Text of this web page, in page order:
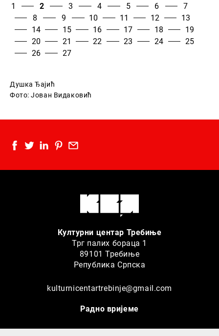
1 2 3 4 5 6
7
8
9 10 11 12
13
14
15 16 17 18
19
20
21 22 23 24
25
26
27
Душка Ђајић
Фото: Јован Видаковић
Културни центар Требиње
Трг палих бораца 1
89101 Требиње
Република Српска
kulturnicentartrebinje@gmail.com
Радно вријеме
Благајна